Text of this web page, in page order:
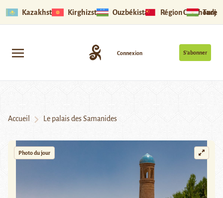
Kazakhstan Kirghizstan Ouzbékistan Région Ouïghoure
S’abonner
Connexion
Accueil Le palais des Samanides
Photo du jour